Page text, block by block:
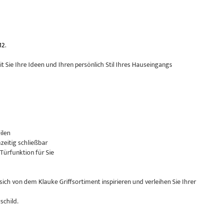
.
Ihre Ideen und Ihren persönlich Stil Ihres Hauseingangs
schließbar
für Sie
von dem Klauke Griffsortiment inspirieren und verleihen Sie Ihrer